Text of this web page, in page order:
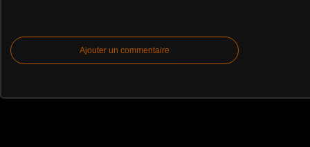
Ajouter un commentaire